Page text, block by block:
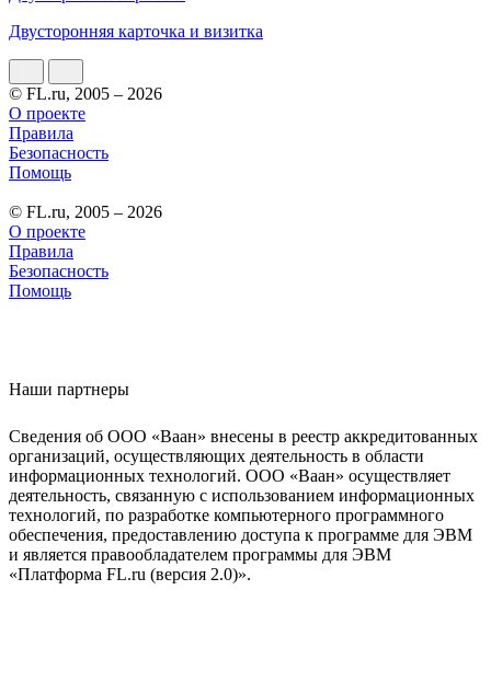
Двусторонняя карточка и визитка
© FL.ru, 2005 – 2026
О проекте
Правила
Безопасность
Помощь
© FL.ru, 2005 – 2026
О проекте
Правила
Безопасность
Помощь
Наши партнеры
Сведения об ООО «Ваан» внесены в реестр аккредитованных
организаций, осуществляющих деятельность в области
информационных технологий. ООО «Ваан» осуществляет
деятельность, связанную с использованием информационных
технологий, по разработке компьютерного программного
обеспечения, предоставлению доступа к программе для ЭВМ
и является правообладателем программы для ЭВМ
«Платформа FL.ru (версия 2.0)».